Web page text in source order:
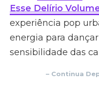
Esse Delírio
experiência pop
energia para
sensibilidade das
– Continua